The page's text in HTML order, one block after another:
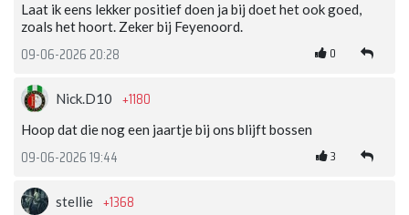
Laat ik eens lekker positief doen ja bij doet het ook goed,
zoals het hoort. Zeker bij Feyenoord.
09-06-2026 20:28 0
Nick.D10 +1180
Hoop dat die nog een jaartje bij ons blijft bossen
09-06-2026 19:44 3
stellie +1368